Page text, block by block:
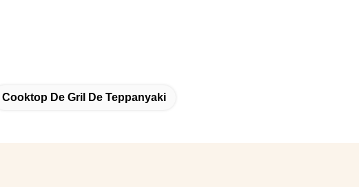
Cooktop De Gril De Teppanyaki